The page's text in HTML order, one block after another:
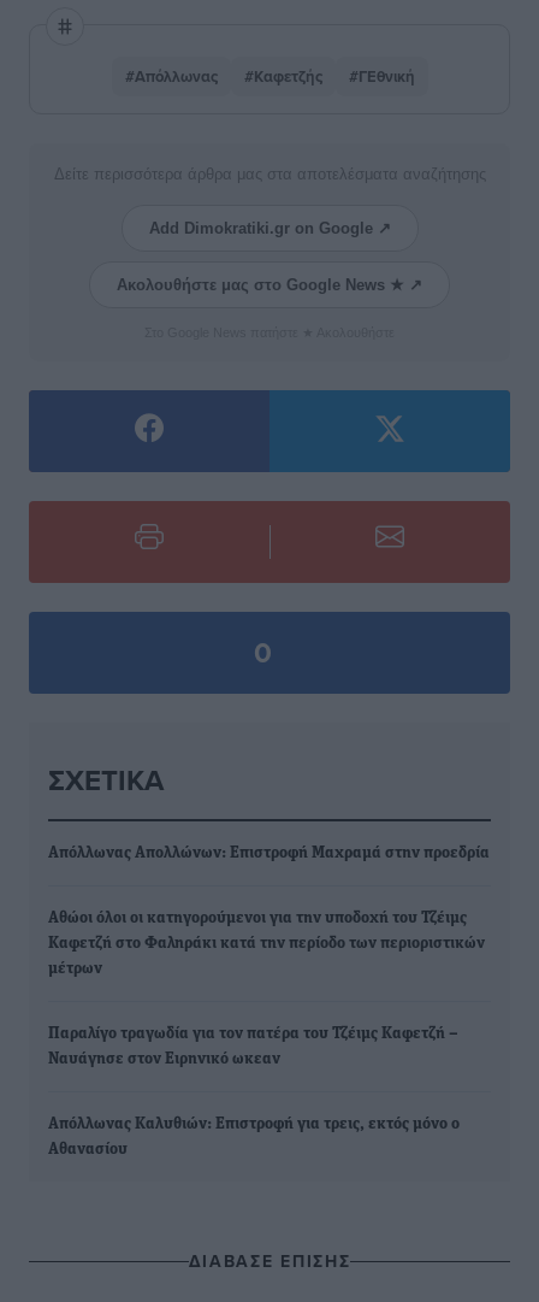
#Απόλλωνας #Καφετζής #ΓΕθνική
Δείτε περισσότερα άρθρα μας στα αποτελέσματα αναζήτησης
Add Dimokratiki.gr on Google ↗
Ακολουθήστε μας στο Google News ★ ↗
0
ΣΧΕΤΙΚΆ
Απόλλωνας Απολλώνων: Επιστροφή Μαχραμά στην προεδρία
Αθώοι όλοι οι κατηγορούμενοι για την υποδοχή του Τζέιμς
Καφετζή στο Φαληράκι κατά την περίοδο των περιοριστικών
μέτρων
Παραλίγο τραγωδία για τον πατέρα του Τζέιμς Καφετζή –
Ναυάγησε στον Ειρηνικό ωκεαν
Απόλλωνας Καλυθιών: Επιστροφή για τρεις, εκτός μόνο ο
Αθανασίου
ΔΙΑΒΑΣΕ ΕΠΙΣΗΣ